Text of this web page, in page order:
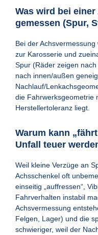
Was wird bei
gemessen (Spur,
Bei der
zur Karosserie und
Spur (Räder zeigen
nach innen/außen
Nachlauf/
die Fahrwerksgeometrie
Herstellertoleranz liegt.
Warum kann
Unfall teuer
Weil kleine Verzüge an
Achsschenkel oft
einseitig „auffressen“,
Fahrverhalten instabil
Achsvermessung
Felgen, Lager) und die
schwieriger, weil der